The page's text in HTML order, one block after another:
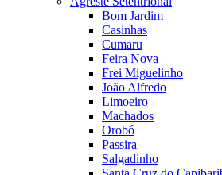
Bom Jardim
Casinhas
Cumaru
Feira Nova
Frei Miguelinho
João Alfredo
Limoeiro
Machados
Orobó
Passira
Salgadinho